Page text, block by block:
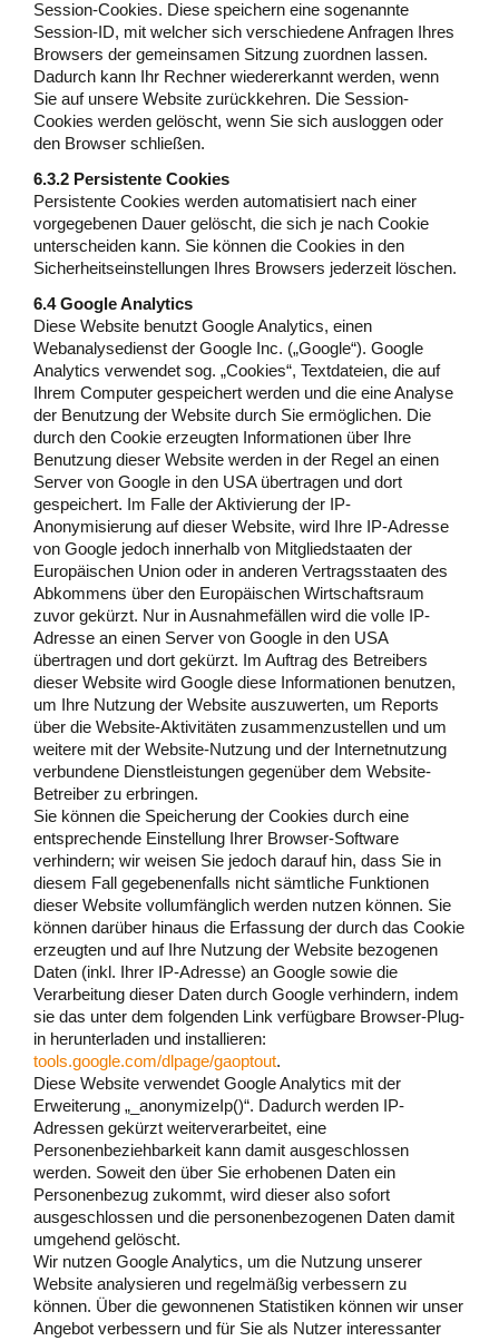
Session-Cookies. Diese speichern eine sogenannte
Session-ID, mit welcher sich verschiedene Anfragen Ihres
Browsers der gemeinsamen Sitzung zuordnen lassen.
Dadurch kann Ihr Rechner wiedererkannt werden, wenn
Sie auf unsere Website zurückkehren. Die Session-
Cookies werden gelöscht, wenn Sie sich ausloggen oder
den Browser schließen.
6.3.2 Persistente Cookies
Persistente Cookies werden automatisiert nach einer
vorgegebenen Dauer gelöscht, die sich je nach Cookie
unterscheiden kann. Sie können die Cookies in den
Sicherheitseinstellungen Ihres Browsers jederzeit löschen.
6.4 Google Analytics
Diese Website benutzt Google Analytics, einen
Webanalysedienst der Google Inc. („Google“). Google
Analytics verwendet sog. „Cookies“, Textdateien, die auf
Ihrem Computer gespeichert werden und die eine Analyse
der Benutzung der Website durch Sie ermöglichen. Die
durch den Cookie erzeugten Informationen über Ihre
Benutzung dieser Website werden in der Regel an einen
Server von Google in den USA übertragen und dort
gespeichert. Im Falle der Aktivierung der IP-
Anonymisierung auf dieser Website, wird Ihre IP-Adresse
von Google jedoch innerhalb von Mitgliedstaaten der
Europäischen Union oder in anderen Vertragsstaaten des
Abkommens über den Europäischen Wirtschaftsraum
zuvor gekürzt. Nur in Ausnahmefällen wird die volle IP-
Adresse an einen Server von Google in den USA
übertragen und dort gekürzt. Im Auftrag des Betreibers
dieser Website wird Google diese Informationen benutzen,
um Ihre Nutzung der Website auszuwerten, um Reports
über die Website-Aktivitäten zusammenzustellen und um
weitere mit der Website-Nutzung und der Internetnutzung
verbundene Dienstleistungen gegenüber dem Website-
Betreiber zu erbringen.
Sie können die Speicherung der Cookies durch eine
entsprechende Einstellung Ihrer Browser-Software
verhindern; wir weisen Sie jedoch darauf hin, dass Sie in
diesem Fall gegebenenfalls nicht sämtliche Funktionen
dieser Website vollumfänglich werden nutzen können. Sie
können darüber hinaus die Erfassung der durch das Cookie
erzeugten und auf Ihre Nutzung der Website bezogenen
Daten (inkl. Ihrer IP-Adresse) an Google sowie die
Verarbeitung dieser Daten durch Google verhindern, indem
sie das unter dem folgenden Link verfügbare Browser-Plug-
in herunterladen und installieren:
tools.google.com/dlpage/gaoptout.
Diese Website verwendet Google Analytics mit der
Erweiterung „_anonymizeIp()“. Dadurch werden IP-
Adressen gekürzt weiterverarbeitet, eine
Personenbeziehbarkeit kann damit ausgeschlossen
werden. Soweit den über Sie erhobenen Daten ein
Personenbezug zukommt, wird dieser also sofort
ausgeschlossen und die personenbezogenen Daten damit
umgehend gelöscht.
Wir nutzen Google Analytics, um die Nutzung unserer
Website analysieren und regelmäßig verbessern zu
können. Über die gewonnenen Statistiken können wir unser
Angebot verbessern und für Sie als Nutzer interessanter